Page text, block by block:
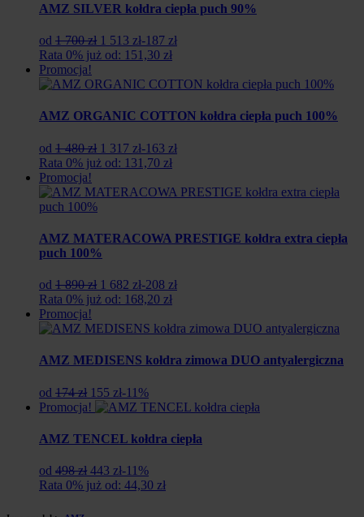
AMZ SILVER kołdra ciepła puch 90%
od 1 700 zł Pierwotna
cena
1
zł.
1 513 złAktualna
cena
1
zł.
-187 zł
Rata 0% już od: 151,30 zł
Promocja!
AMZ ORGANIC COTTON kołdra ciepła puch 100%
od 1 480 zł Pierwotna
cena
1
1 317 złAktualna
cena
1
-163 zł
Rata 0% już od: 131,70 zł
Promocja!
AMZ MATERACOWA PRESTIGE kołdra extra ciepła
puch 100%
od 1 890 zł Pierwotna
cena
1
zł.
1 682 złAktualna
cena
1
zł.
-208 zł
Rata 0% już od: 168,20 zł
Promocja!
AMZ MEDISENS kołdra zimowa DUO antyalergiczna
od 174 zł Pierwotna
cena
174
155 złAktualna
cena
155
-11%
Promocja!
AMZ TENCEL kołdra ciepła
od 498 zł Pierwotna
cena
443 złAktualna
cena
-11%
Rata 0% już od: 44,30 zł